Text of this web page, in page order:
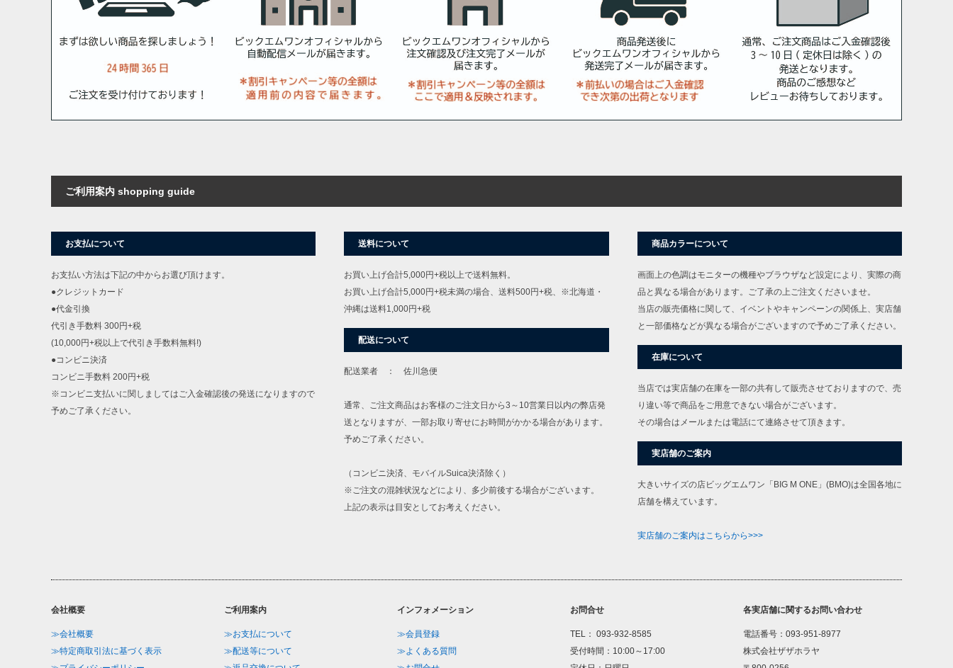
ご利用案内 shopping guide
お支払について
お支払い方法は下記の中からお選び頂けます。
●クレジットカード
●代金引換
代引き手数料 300円+税
(10,000円+税以上で代引き手数料無料!)
●コンビニ決済
コンビニ手数料 200円+税
※コンビニ支払いに関しましてはご入金確認後の発送になりますので
予めご了承ください。
送料について
お買い上げ合計5,000円+税以上で送料無料。
お買い上げ合計5,000円+税未満の場合、送料500円+税、※北海道・
沖縄は送料1,000円+税
配送について
配送業者 ： 佐川急便
通常、ご注文商品はお客様のご注文日から3～10営業日以内の弊店発
送となりますが、一部お取り寄せにお時間がかかる場合があります。
予めご了承ください。
（コンビニ決済、モバイルSuica決済除く）
※ご注文の混雑状況などにより、多少前後する場合がございます。
上記の表示は目安としてお考えください。
商品カラーについて
画面上の色調はモニターの機種やブラウザなど設定により、実際の商
品と異なる場合があります。ご了承の上ご注文くださいませ。
当店の販売価格に関して、イベントやキャンペーンの関係上、実店舗
と一部価格などが異なる場合がございますので予めご了承ください。
在庫について
当店では実店舗の在庫を一部の共有して販売させておりますので、売
り違い等で商品をご用意できない場合がございます。
その場合はメールまたは電話にて連絡させて頂きます。
実店舗のご案内
大きいサイズの店ビッグエムワン「BIG M ONE」(BMO)は全国各地に
店舗を構えています。
実店舗のご案内はこちらから>>>
会社概要
≫会社概要
≫特定商取引法に基づく表示
ご利用案内
≫お支払について
≫配送等について
インフォメーション
≫会員登録
≫よくある質問
お問合せ
TEL： 093-932-8585
受付時間：10:00～17:00
各実店舗に関するお問い合わせ
電話番号：093-951-8977
株式会社ザザホラヤ